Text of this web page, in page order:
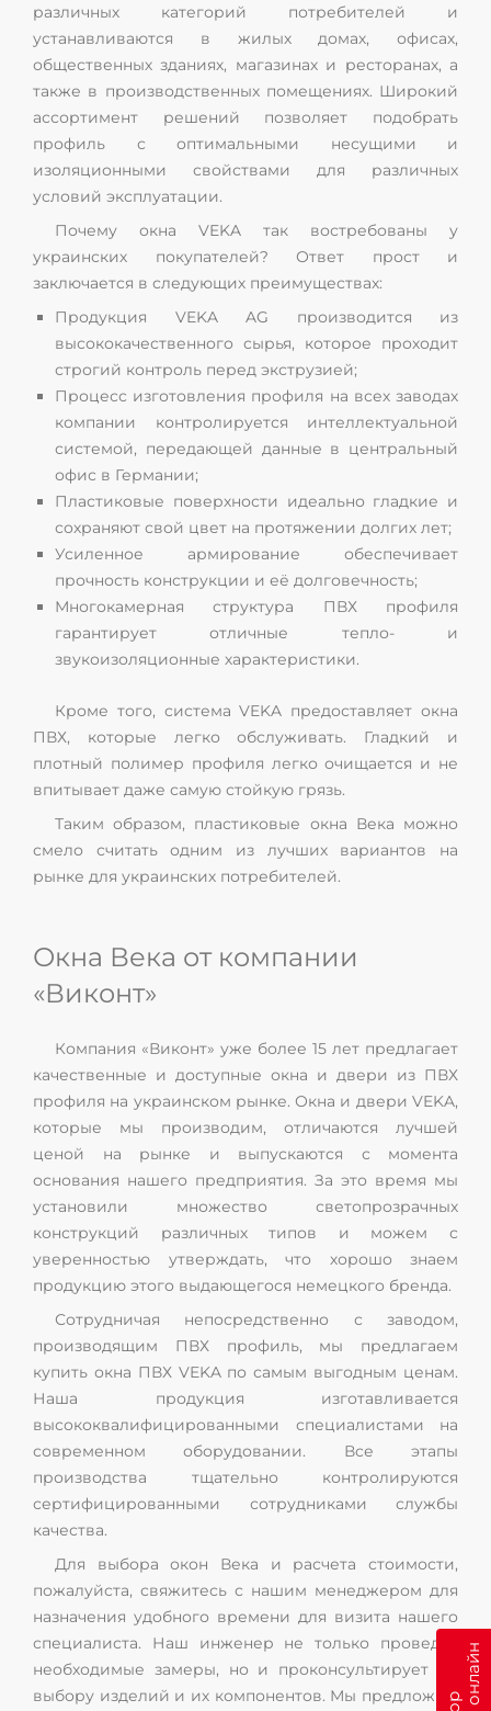
различных категорий потребителей и
устанавливаются в жилых домах, офисах,
общественных зданиях, магазинах и ресторанах, а
также в производственных помещениях. Широкий
ассортимент решений позволяет подобрать
профиль с оптимальными несущими и
изоляционными свойствами для различных
условий эксплуатации.
Почему окна VEKA так востребованы у
украинских покупателей? Ответ прост и
заключается в следующих преимуществах:
Продукция VEKA AG производится из
высококачественного сырья, которое проходит
строгий контроль перед экструзией;
Процесс изготовления профиля на всех заводах
компании контролируется интеллектуальной
системой, передающей данные в центральный
офис в Германии;
Пластиковые поверхности идеально гладкие и
сохраняют свой цвет на протяжении долгих лет;
Усиленное армирование обеспечивает
прочность конструкции и её долговечность;
Многокамерная структура ПВХ профиля
гарантирует отличные тепло- и
звукоизоляционные характеристики.
Кроме того, система VEKA предоставляет окна
ПВХ, которые легко обслуживать. Гладкий и
плотный полимер профиля легко очищается и не
впитывает даже самую стойкую грязь.
Таким образом, пластиковые окна Века можно
смело считать одним из лучших вариантов на
рынке для украинских потребителей.
Окна Века от компании
«Виконт»
Компания «Виконт» уже более 15 лет предлагает
качественные и доступные окна и двери из ПВХ
профиля на украинском рынке. Окна и двери VEKA,
которые мы производим, отличаются лучшей
ценой на рынке и выпускаются с момента
основания нашего предприятия. За это время мы
установили множество светопрозрачных
конструкций различных типов и можем с
уверенностью утверждать, что хорошо знаем
продукцию этого выдающегося немецкого бренда.
Сотрудничая непосредственно с заводом,
производящим ПВХ профиль, мы предлагаем
купить окна ПВХ VEKA по самым выгодным ценам.
Наша продукция изготавливается
высококвалифицированными специалистами на
современном оборудовании. Все этапы
производства тщательно контролируются
сертифицированными сотрудниками службы
качества.
Для выбора окон Века и расчета стоимости,
пожалуйста, свяжитесь с нашим менеджером для
назначения удобного времени для визита нашего
специалиста. Наш инженер не только проведет
необходимые замеры, но и проконсультирует по
выбору изделий и их компонентов. Мы предложим